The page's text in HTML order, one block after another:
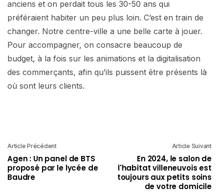
anciens et on perdait tous les 30-50 ans qui
préféraient habiter un peu plus loin. C’est en train de
changer. Notre centre-ville a une belle carte à jouer.
Pour accompagner, on consacre beaucoup de
budget, à la fois sur les animations et la digitalisation
des commerçants, afin qu’ils puissent être présents là
où sont leurs clients.
Article Précédent
Agen : Un panel de BTS
proposé par le lycée de
Baudre
Article Suivant
En 2024, le salon de
l'habitat villeneuvois est
toujours aux petits soins
de votre domicile